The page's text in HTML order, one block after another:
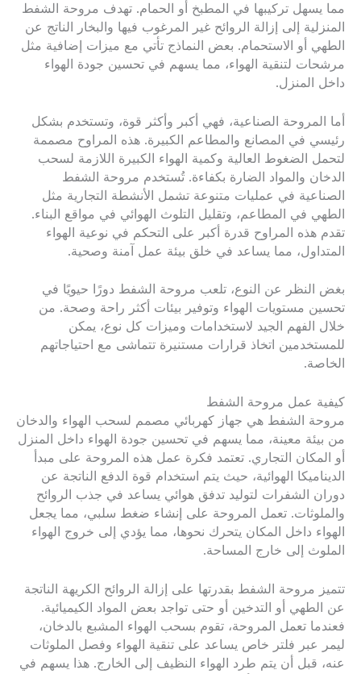
مما يسهل تركيبها في المطبخ أو الحمام. تهدف مروحة الشفط
المنزلية إلى إزالة الروائح غير المرغوب فيها والبخار الناتج عن
الطهي أو الاستحمام. بعض النماذج تأتي مع ميزات إضافية مثل
مرشحات لتنقية الهواء، مما يسهم في تحسين جودة الهواء
داخل المنزل.
أما المروحة الصناعية، فهي أكبر وأكثر قوة، وتستخدم بشكل
رئيسي في المصانع والمطاعم الكبيرة. هذه المراوح مصممة
لتحمل الضغوط العالية وكمية الهواء الكبيرة اللازمة لسحب
الدخان والمواد الضارة بكفاءة. تُستخدم مروحة الشفط
الصناعية في عمليات متنوعة تشمل الأنشطة التجارية مثل
الطهي في المطاعم، وتقليل التلوث الهوائي في مواقع البناء.
تقدم هذه المراوح قدرة أكبر على التحكم في نوعية الهواء
المتداول، مما يساعد في خلق بيئة عمل آمنة وصحية.
بغض النظر عن النوع، تلعب مروحة الشفط دورًا حيويًا في
تحسين مستويات الهواء وتوفير بيئات أكثر راحة وصحة. من
خلال الفهم الجيد لاستخدامات وميزات كل نوع، يمكن
للمستخدمين اتخاذ قرارات مستنيرة تتماشى مع احتياجاتهم
الخاصة.
كيفية عمل مروحة الشفط
مروحة الشفط هي جهاز كهربائي مصمم لسحب الهواء والدخان
من بيئة معينة، مما يسهم في تحسين جودة الهواء داخل المنزل
أو المكان التجاري. تعتمد فكرة عمل هذه المروحة على مبدأ
الديناميكا الهوائية، حيث يتم استخدام قوة الدفع الناتجة عن
دوران الشفرات لتوليد تدفق هوائي يساعد في جذب الروائح
والملوثات. تعمل المروحة على إنشاء ضغط سلبي، مما يجعل
الهواء داخل المكان يتحرك نحوها، مما يؤدي إلى خروج الهواء
الملوث إلى خارج المساحة.
تتميز مروحة الشفط بقدرتها على إزالة الروائح الكريهة الناتجة
عن الطهي أو التدخين أو حتى تواجد بعض المواد الكيميائية.
فعندما تعمل المروحة، تقوم بسحب الهواء المشبع بالدخان،
ليمر عبر فلتر خاص يساعد على تنقية الهواء وفصل الملوثات
عنه، قبل أن يتم طرد الهواء النظيف إلى الخارج. هذا يسهم في